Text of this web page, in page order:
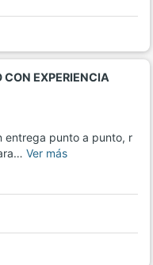
CON EXPERIENCIA
entrega punto a punto, r
Ver más